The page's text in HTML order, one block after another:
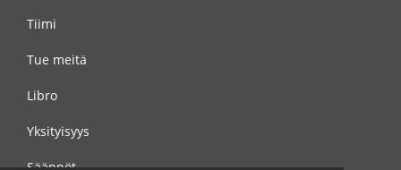
Tiimi
Tue meitä
Libro
Yksityisyys